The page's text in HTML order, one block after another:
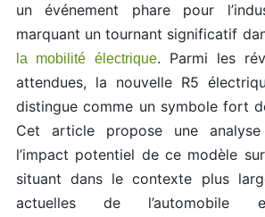
un événement phare pour
marquant un tournant significatif
la mobilité électrique. Parmi les
attendues, la nouvelle R5
distingue comme un symbole fort
Cet article propose une
l’impact potentiel de ce modèle
situant dans le contexte plus
actuelles de